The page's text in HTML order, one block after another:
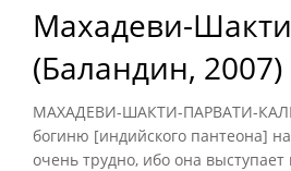
Махадеви-Шакти
(Баландин, 2007)
МАХАДЕВИ-ШАКТИ-ПАРВАТИ-
богиню [индийского пантеона]
очень трудно, ибо она